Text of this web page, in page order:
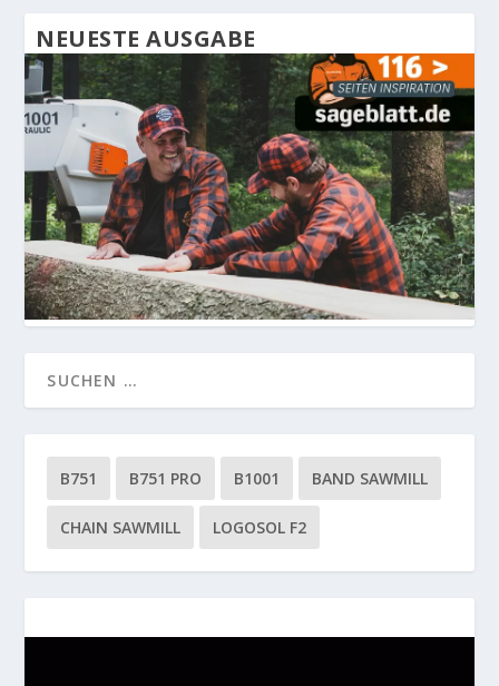
NEUESTE AUSGABE
B751 B751 PRO B1001 BAND SAWMILL
CHAIN SAWMILL LOGOSOL F2